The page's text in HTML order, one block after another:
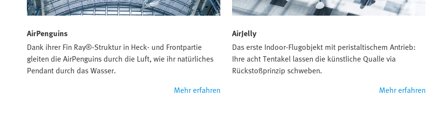
AirPenguins
Dank ihrer Fin Ray®-Struktur in Heck- und Frontpartie
gleiten die AirPenguins durch die Luft, wie ihr natürliches
Pendant durch das Wasser.
Mehr erfahren
AirJelly
Das erste Indoor-Flugobjekt mit peristaltischem Antrieb:
Ihre acht Tentakel lassen die künstliche Qualle via
Rückstoßprinzip schweben.
Mehr erfahren